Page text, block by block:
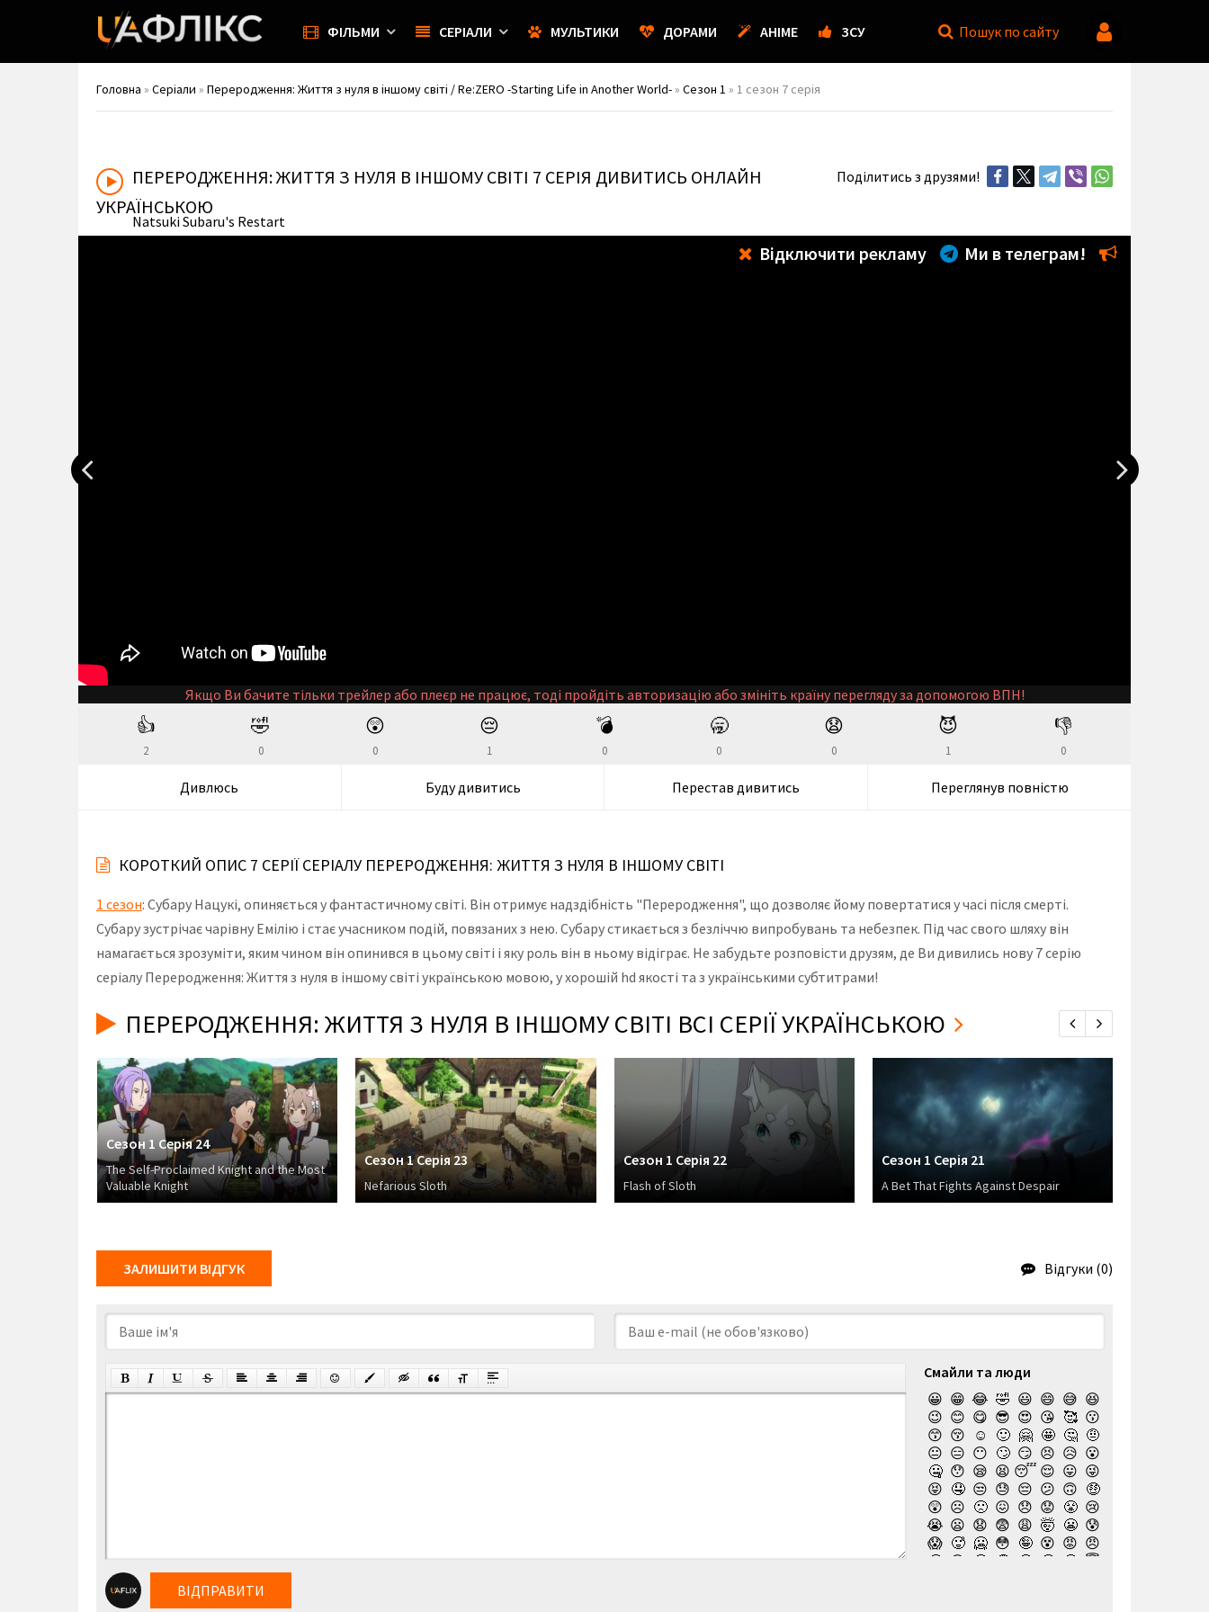
ФІЛЬМИ СЕРІАЛИ МУЛЬТИКИ ДОРАМИ АНІМЕ ЗСУ Пошук по сайту
Головна » Серіали » Переродження: Життя з нуля в іншому світі / Re:ZERO -Starting Life in Another World- » Сезон 1 » 1 сезон 7 серія
Поділитись з друзями!
ПЕРЕРОДЖЕННЯ: ЖИТТЯ З НУЛЯ В ІНШОМУ СВІТІ 7 СЕРІЯ ДИВИТИСЬ ОНЛАЙН
УКРАЇНСЬКОЮ
Natsuki Subaru's Restart
Відключити рекламу Ми в телеграм!
Якщо Ви бачите тільки трейлер або плеєр не працює, тоді пройдіть авторизацію або змініть країну перегляду за допомогою ВПН!
👍
2
🤣
0
😲
0
😔
1
💣
0
🥱
0
😧
0
😈
1
👎
0
Дивлюсь Буду дивитись Перестав дивитись Переглянув повністю
КОРОТКИЙ ОПИС 7 СЕРІЇ СЕРІАЛУ ПЕРЕРОДЖЕННЯ: ЖИТТЯ З НУЛЯ В ІНШОМУ СВІТІ
1 сезон: Субару Нацукі, опиняється у фантастичному світі. Він отримує надздібність "Переродження", що дозволяє йому повертатися у часі після смерті.
Субару зустрічає чарівну Емілію і стає учасником подій, повязаних з нею. Субару стикається з безліччю випробувань та небезпек. Під час свого шляху він
намагається зрозуміти, яким чином він опинився в цьому світі і яку роль він в ньому відіграє. Не забудьте розповісти друзям, де Ви дивились нову 7 серію
серіалу Переродження: Життя з нуля в іншому світі українською мовою, у хорошій hd якості та з українськими субтитрами!
ПЕРЕРОДЖЕННЯ: ЖИТТЯ З НУЛЯ В ІНШОМУ СВІТІ ВСІ СЕРІЇ УКРАЇНСЬКОЮ
Сезон 1 Серія 24
The Self-Proclaimed Knight and the Most
Valuable Knight
Сезон 1 Серія 23
Nefarious Sloth
Сезон 1 Серія 22
Flash of Sloth
Сезон 1 Серія 21
A Bet That Fights Against Despair
ЗАЛИШИТИ ВІДГУК Відгуки (0)
Смайли та люди
😀 😁 😂 🤣 😃 😄 😅 😆
😉 😊 😋 😎 😍 😘 🥰 😗
😙 😚 ☺️ 🙂 🤗 🤩 🤔 🤨
😐 😑 😶 🙄 😏 😣 😥 😮
🤐 😯 😪 😫 😴 😌 😛 😜
😝 🤤 😒 😓 😔 😕 🙃 🤑
😲 ☹️ 🙁 😖 😞 😟 😤 😢
😭 😦 😧 😨 😩 🤯 😬 😰
😱 🥵 🥶 😳 🤪 😵 😡 😠
🤬
😷 🤒 🤕 🤢 🤮 🤧 😇
ВІДПРАВИТИ